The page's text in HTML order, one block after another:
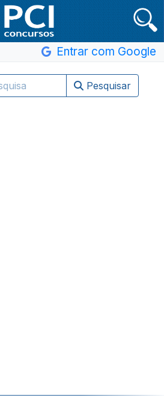
Entrar com Google
Pesquisar